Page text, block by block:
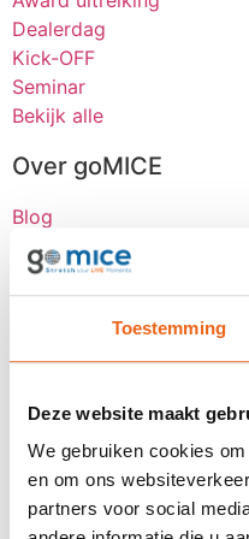
Toestemming
Deze website maakt
We gebruiken cookies
en om ons
partners voor social
Dealerdag
Kick-OFF
Seminar
Bekijk alle
Over goMICE
Blog
Over ons
Werken bij
Digitale tools
Stretch-methode
Klantervaringen
Contact
Offerte aanvragen
Contact